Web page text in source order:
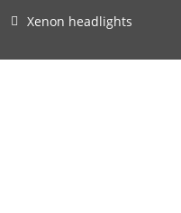
Xenon headlights